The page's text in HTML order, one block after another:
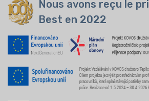
Nous avons reçu le
Best en 2022